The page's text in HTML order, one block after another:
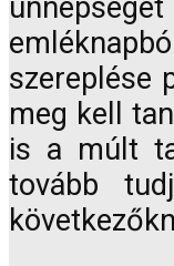
szereplése
meg kell
is a múlt
tovább